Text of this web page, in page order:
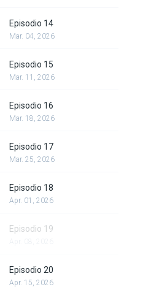
Episodio 14
Mar. 04, 2026
Episodio 15
Mar. 11, 2026
Episodio 16
Mar. 18, 2026
Episodio 17
Mar. 25, 2026
Episodio 18
Apr. 01, 2026
Episodio 19
Episodio 20
Apr. 15, 2026